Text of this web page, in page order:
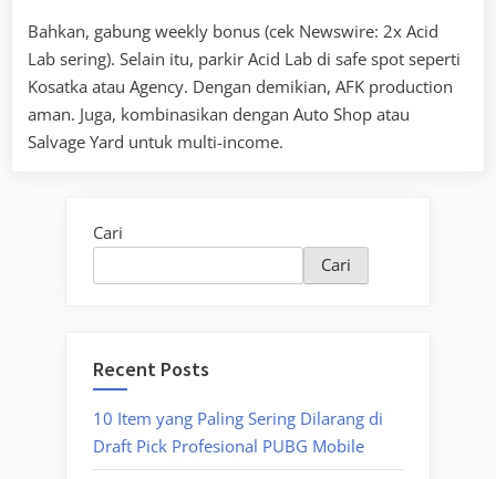
Bahkan, gabung weekly bonus (cek Newswire: 2x Acid
Lab sering). Selain itu, parkir Acid Lab di safe spot seperti
Kosatka atau Agency. Dengan demikian, AFK production
aman. Juga, kombinasikan dengan Auto Shop atau
Salvage Yard untuk multi-income.
Cari
Cari
Recent Posts
10 Item yang Paling Sering Dilarang di
Draft Pick Profesional PUBG Mobile